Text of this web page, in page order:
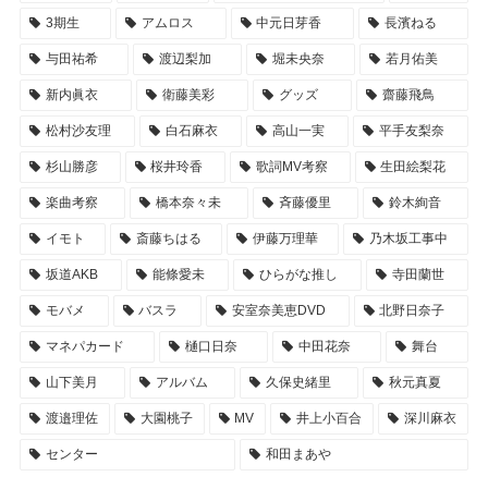
3期生 アムロス 中元日芽香 長濱ねる
与田祐希 渡辺梨加 堀未央奈 若月佑美
新内眞衣 衛藤美彩 グッズ 齋藤飛鳥
松村沙友理 白石麻衣 高山一実 平手友梨奈
杉山勝彦 桜井玲香 歌詞MV考察 生田絵梨花
楽曲考察 橋本奈々未 斉藤優里 鈴木絢音
イモト 斎藤ちはる 伊藤万理華 乃木坂工事中
坂道AKB 能條愛未 ひらがな推し 寺田蘭世
モバメ バスラ 安室奈美恵DVD 北野日奈子
マネパカード 樋口日奈 中田花奈 舞台
山下美月 アルバム 久保史緒里 秋元真夏
渡邉理佐 大園桃子 MV 井上小百合 深川麻衣
センター 和田まあや